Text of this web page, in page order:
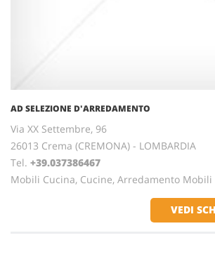
AD SELEZIONE D'ARREDAMENTO
Via XX Settembre, 96
26013 Crema (CREMONA) - LOMBARDIA
Tel. +39.037386467
Mobili Cucina, Cucine, Arredamento Mobili
VEDI